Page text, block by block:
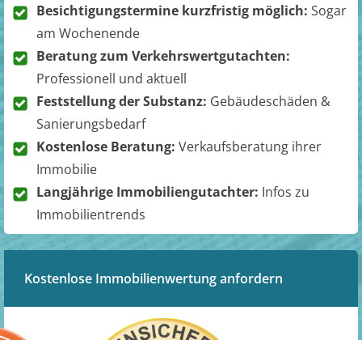
Besichtigungstermine kurzfristig möglich: Sogar
am Wochenende
Beratung zum Verkehrswertgutachten:
Professionell und aktuell
Feststellung der Substanz: Gebäudeschäden &
Sanierungsbedarf
Kostenlose Beratung: Verkaufsberatung ihrer
Immobilie
Langjährige Immobiliengutachter: Infos zu
Immobilientrends
Kostenlose Immobilienwertung anfordern